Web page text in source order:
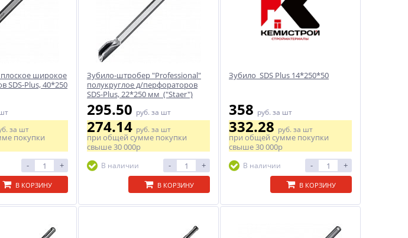
широкое
SDS-Plus, 40*250
за шт
покупки
- +
В КОРЗИНУ
Зубило-штробер "Professional"
полукруглое д/перфораторов
SDS-Plus, 22*250 мм ("Staer")
295.50 руб. за шт
274.14руб. за шт
при общей сумме покупки
свыше30 000р
В наличии - +
В КОРЗИНУ
Зубило SDS Plus 14*250*50
358 руб. за шт
332.28руб. за шт
при общей сумме покупки
свыше30 000р
В наличии - +
В КОРЗИНУ